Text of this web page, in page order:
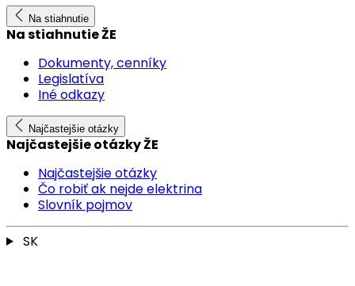
Na stiahnutie
Na stiahnutie ŽE
Dokumenty, cenníky
Legislatíva
Iné odkazy
Najčastejšie otázky
Najčastejšie otázky ŽE
Najčastejšie otázky
Čo robiť ak nejde elektrina
Slovník pojmov
SK